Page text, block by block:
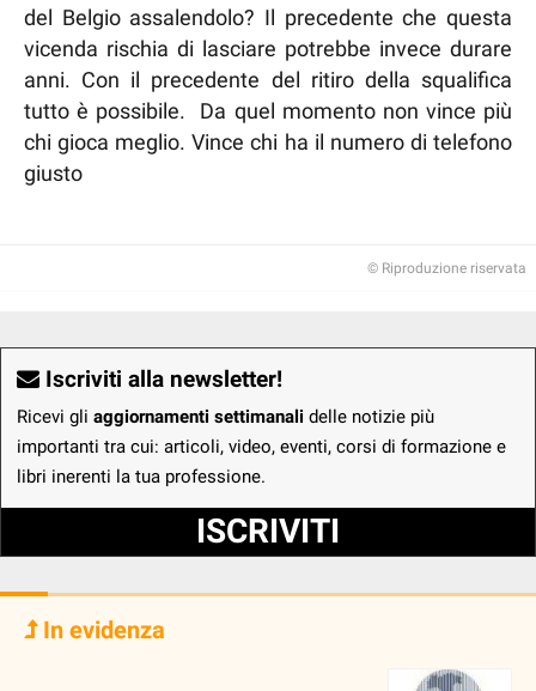
del Belgio assalendolo? Il precedente che questa
vicenda rischia di lasciare potrebbe invece durare
anni. Con il precedente del ritiro della squalifica
tutto è possibile. Da quel momento non vince più
chi gioca meglio. Vince chi ha il numero di telefono
giusto
© Riproduzione riservata
Iscriviti alla newsletter!
Ricevi gli aggiornamenti settimanali delle notizie più
importanti tra cui: articoli, video, eventi, corsi di formazione e
libri inerenti la tua professione.
ISCRIVITI
In evidenza